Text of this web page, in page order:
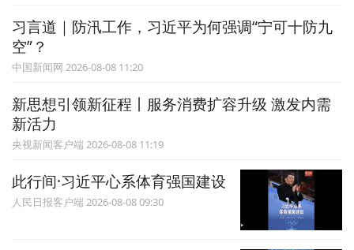
习言道｜防汛工作，习近平为何强调“宁可十防九
空”？
中国新闻网 2026-08-08 11:20
新思想引领新征程丨服务消费扩容升级 激发内需
新活力
央视新闻客户端 2026-08-08 11:19
此行间·习近平心系体育强国建设
人民日报客户端 2026-08-08 09:30